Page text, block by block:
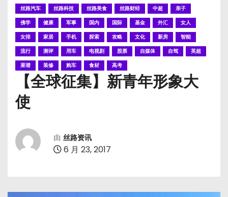
丝路汽车
丝路科技 丝路美食 丝路财经 中超
亲子
佛学
健康 军事 国内 国际 基金 外汇
女人
女排
家居 手机 探索 攻略 文化 新房
智能
流行
测评 用车 电视剧 股票 自媒体 自驾
英超
菜谱
装修 购车 食材 高考
【全球征集】新青年形象大
使
由 丝路资讯
6 月 23, 2017